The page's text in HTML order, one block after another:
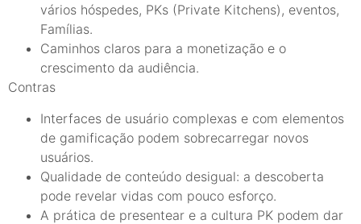
vários hóspedes, PKs (Private Kitchens), eventos,
Famílias.
Caminhos claros para a monetização e o
crescimento da audiência.
Contras
Interfaces de usuário complexas e com elementos
de gamificação podem sobrecarregar novos
usuários.
Qualidade de conteúdo desigual: a descoberta
pode revelar vidas com pouco esforço.
A prática de presentear e a cultura PK podem dar